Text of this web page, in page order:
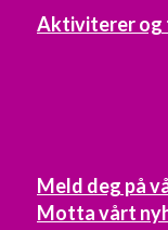
Aktiviterer og
Meld deg på
Motta vårt